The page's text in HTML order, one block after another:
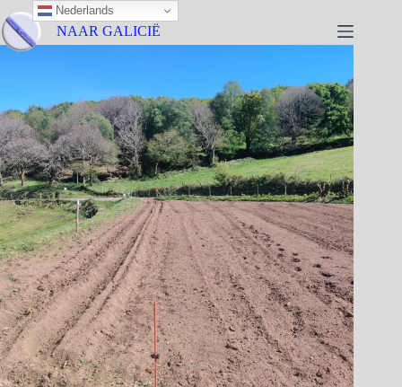
NAAR GALICIË
Nederlands